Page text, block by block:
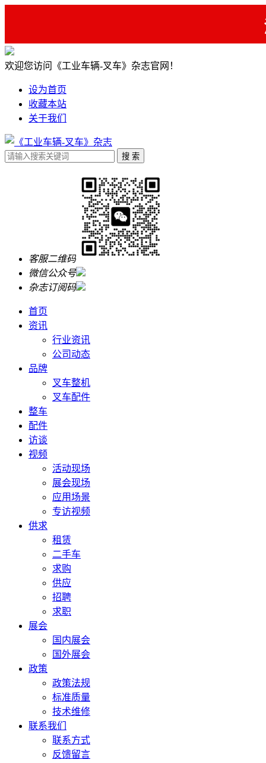
欢迎您访问《工业车辆-叉车》杂志官网！
设为首页
收藏本站
关于我们
客服二维码
微信公众号
杂志订阅码
首页
资讯
行业资讯
公司动态
品牌
叉车整机
叉车配件
整车
配件
访谈
视频
活动现场
展会现场
应用场景
专访视频
供求
租赁
二手车
求购
供应
招聘
求职
展会
国内展会
国外展会
政策
政策法规
标准质量
技术维修
联系我们
联系方式
反馈留言